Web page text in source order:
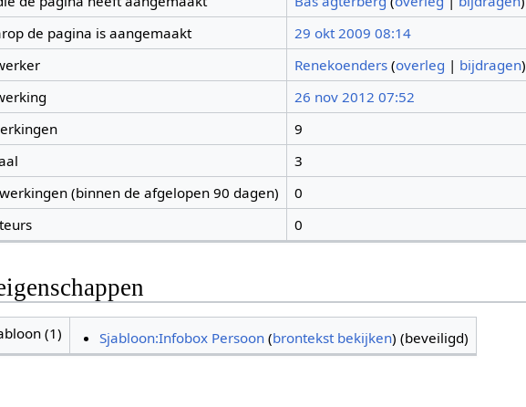
de pagina is aangemaakt
29 okt 2009 08:14
Renekoenders (overleg | bijdragen)
26 nov 2012 07:52
9
3
(binnen de afgelopen 90 dagen)
0
0
(1) Sjabloon:Infobox Persoon (brontekst bekijken) (beveiligd)